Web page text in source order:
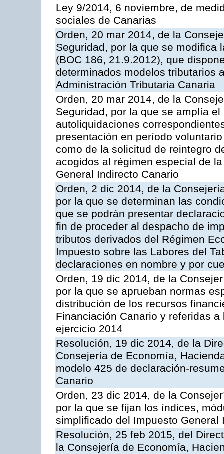
Ley 9/2014, 6 noviembre, de
sociales de Canarias
Orden, 20 mar 2014, de la
Seguridad, por la que se modifica
(BOC 186, 21.9.2012), que
determinados modelos tributarios
Administración Tributaria Canaria
Orden, 20 mar 2014, de la
Seguridad, por la que se amplía
autoliquidaciones
presentación en período
como de la solicitud de reintegro
acogidos al régimen especial de
General Indirecto Canario
Orden, 2 dic 2014, de la
por la que se determinan las
que se podrán presentar
fin de proceder al despacho de
tributos derivados del Régimen
Impuesto sobre las Labores del
declaraciones en nombre y por
Orden, 19 dic 2014, de la
por la que se aprueban normas
distribución de los recursos
Financiación Canario y referidas
ejercicio 2014
Resolución, 19 dic 2014, de la
Consejería de Economía,
modelo 425 de declaración-
Canario
Orden, 23 dic 2014, de la
por la que se fijan los índices,
simplificado del Impuesto
Resolución, 25 feb 2015, del
la Consejería de Economía,